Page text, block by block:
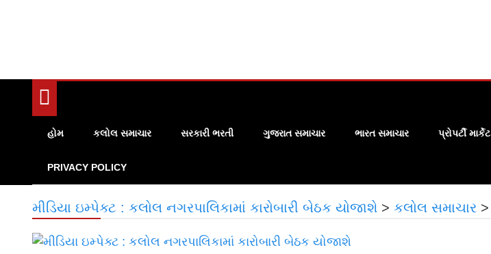
હોમ કલોલ સમાચાર સરકારી ભરતી ગુજરાત સમાચાર ભારત સમાચાર પ્રોપર્ટી માર્કેટ
PRIVACY POLICY
મીડિયા ઇમ્પેક્ટ : કલોલ નગરપાલિકામાં કારોબારી બેઠક યોજાશે > કલોલ સમાચાર >